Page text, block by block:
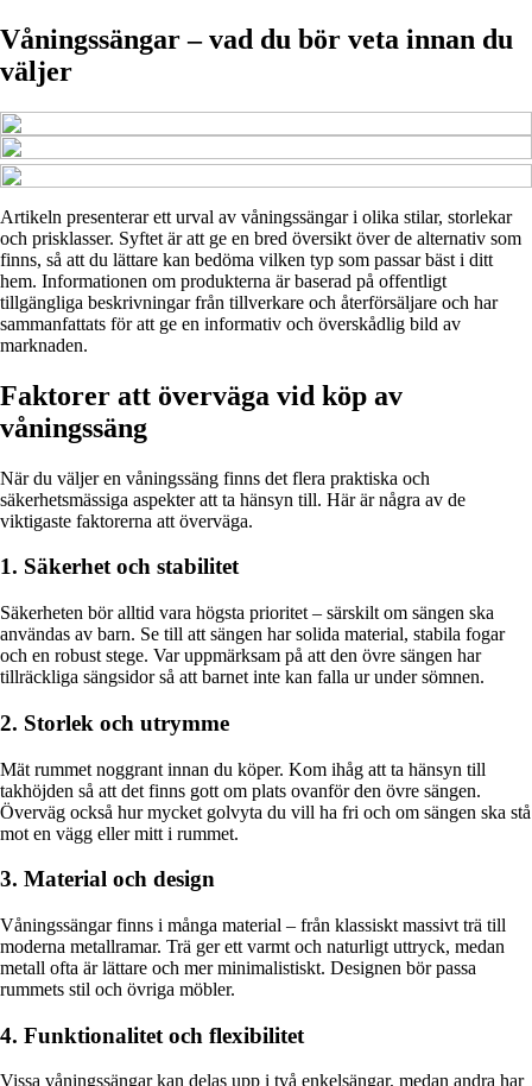
Våningssängar – vad du bör veta innan du
väljer
Artikeln presenterar ett urval av våningssängar i olika stilar, storlekar
och prisklasser. Syftet är att ge en bred översikt över de alternativ som
finns, så att du lättare kan bedöma vilken typ som passar bäst i ditt
hem. Informationen om produkterna är baserad på offentligt
tillgängliga beskrivningar från tillverkare och återförsäljare och har
sammanfattats för att ge en informativ och överskådlig bild av
marknaden.
Faktorer att överväga vid köp av
våningssäng
När du väljer en våningssäng finns det flera praktiska och
säkerhetsmässiga aspekter att ta hänsyn till. Här är några av de
viktigaste faktorerna att överväga.
1. Säkerhet och stabilitet
Säkerheten bör alltid vara högsta prioritet – särskilt om sängen ska
användas av barn. Se till att sängen har solida material, stabila fogar
och en robust stege. Var uppmärksam på att den övre sängen har
tillräckliga sängsidor så att barnet inte kan falla ur under sömnen.
2. Storlek och utrymme
Mät rummet noggrant innan du köper. Kom ihåg att ta hänsyn till
takhöjden så att det finns gott om plats ovanför den övre sängen.
Överväg också hur mycket golvyta du vill ha fri och om sängen ska stå
mot en vägg eller mitt i rummet.
3. Material och design
Våningssängar finns i många material – från klassiskt massivt trä till
moderna metallramar. Trä ger ett varmt och naturligt uttryck, medan
metall ofta är lättare och mer minimalistiskt. Designen bör passa
rummets stil och övriga möbler.
4. Funktionalitet och flexibilitet
Vissa våningssängar kan delas upp i två enkelsängar, medan andra har